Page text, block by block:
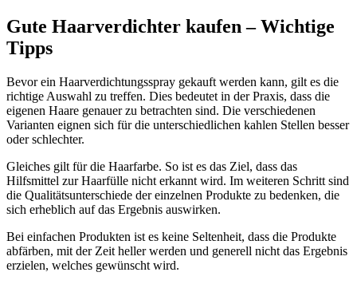
Gute Haarverdichter kaufen – Wichtige
Tipps
Bevor ein Haarverdichtungsspray gekauft werden kann, gilt es die
richtige Auswahl zu treffen. Dies bedeutet in der Praxis, dass die
eigenen Haare genauer zu betrachten sind. Die verschiedenen
Varianten eignen sich für die unterschiedlichen kahlen Stellen besser
oder schlechter.
Gleiches gilt für die Haarfarbe. So ist es das Ziel, dass das
Hilfsmittel zur Haarfülle nicht erkannt wird. Im weiteren Schritt sind
die Qualitätsunterschiede der einzelnen Produkte zu bedenken, die
sich erheblich auf das Ergebnis auswirken.
Bei einfachen Produkten ist es keine Seltenheit, dass die Produkte
abfärben, mit der Zeit heller werden und generell nicht das Ergebnis
erzielen, welches gewünscht wird.